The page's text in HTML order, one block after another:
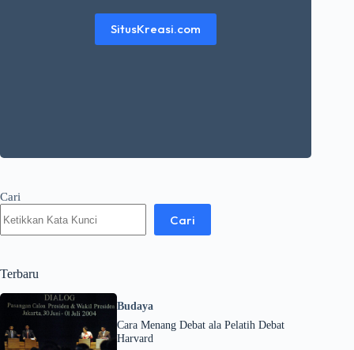
SitusKreasi.com
Cari
Cari
Terbaru
Budaya
Cara Menang Debat ala Pelatih Debat
Harvard